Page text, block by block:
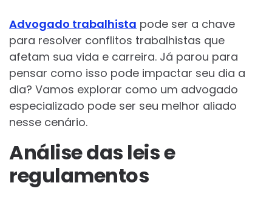
Advogado trabalhista pode ser a chave
para resolver conflitos trabalhistas que
afetam sua vida e carreira. Já parou para
pensar como isso pode impactar seu dia a
dia? Vamos explorar como um advogado
especializado pode ser seu melhor aliado
nesse cenário.
Análise das leis e
regulamentos